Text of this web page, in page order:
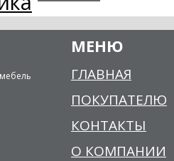
МЕНЮ
ГЛАВНАЯ
ПОКУПАТЕЛЮ
КОНТАКТЫ
О КОМПАНИИ